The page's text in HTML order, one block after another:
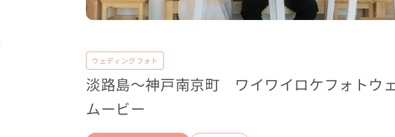
ウェディングフォト
淡路島～神戸南京町 ワイワイロケフォトウ
ムービー